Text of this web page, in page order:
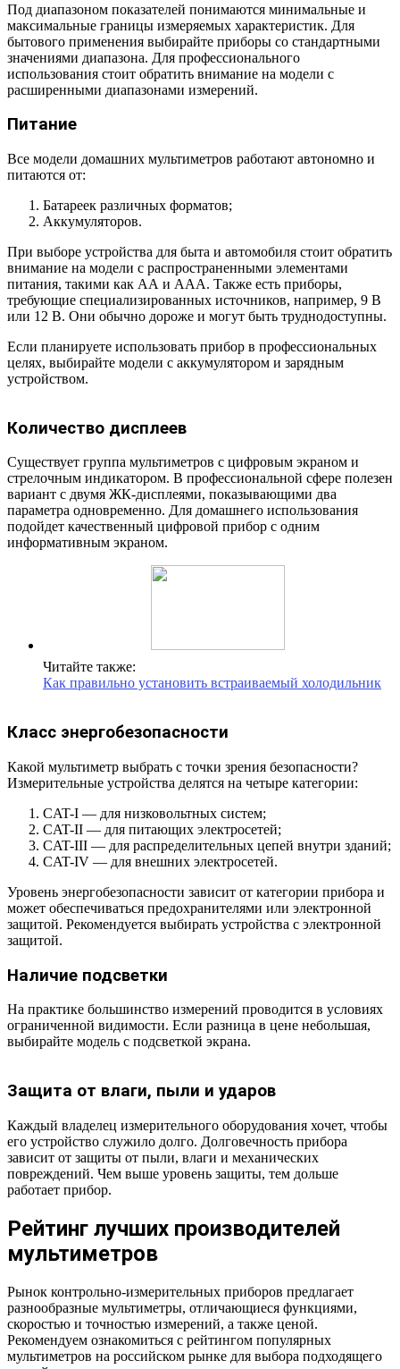
Под диапазоном показателей понимаются минимальные и
максимальные границы измеряемых характеристик. Для
бытового применения выбирайте приборы со стандартными
значениями диапазона. Для профессионального
использования стоит обратить внимание на модели с
расширенными диапазонами измерений.
Питание
Все модели домашних мультиметров работают автономно и
питаются от:
Батареек различных форматов;
Аккумуляторов.
При выборе устройства для быта и автомобиля стоит обратить
внимание на модели с распространенными элементами
питания, такими как АА и ААА. Также есть приборы,
требующие специализированных источников, например, 9 В
или 12 В. Они обычно дороже и могут быть труднодоступны.
Если планируете использовать прибор в профессиональных
целях, выбирайте модели с аккумулятором и зарядным
устройством.
Количество дисплеев
Существует группа мультиметров с цифровым экраном и
стрелочным индикатором. В профессиональной сфере полезен
вариант с двумя ЖК-дисплеями, показывающими два
параметра одновременно. Для домашнего использования
подойдет качественный цифровой прибор с одним
информативным экраном.
Читайте также:
Как правильно установить встраиваемый холодильник
Класс энергобезопасности
Какой мультиметр выбрать с точки зрения безопасности?
Измерительные устройства делятся на четыре категории:
CAT-I — для низковольтных систем;
CAT-II — для питающих электросетей;
CAT-III — для распределительных цепей внутри зданий;
CAT-IV — для внешних электросетей.
Уровень энергобезопасности зависит от категории прибора и
может обеспечиваться предохранителями или электронной
защитой. Рекомендуется выбирать устройства с электронной
защитой.
Наличие подсветки
На практике большинство измерений проводится в условиях
ограниченной видимости. Если разница в цене небольшая,
выбирайте модель с подсветкой экрана.
Защита от влаги, пыли и ударов
Каждый владелец измерительного оборудования хочет, чтобы
его устройство служило долго. Долговечность прибора
зависит от защиты от пыли, влаги и механических
повреждений. Чем выше уровень защиты, тем дольше
работает прибор.
Рейтинг лучших производителей
мультиметров
Рынок контрольно-измерительных приборов предлагает
разнообразные мультиметры, отличающиеся функциями,
скоростью и точностью измерений, а также ценой.
Рекомендуем ознакомиться с рейтингом популярных
мультиметров на российском рынке для выбора подходящего